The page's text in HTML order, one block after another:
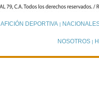
AFICIÓN DEPORTIVA|
NOSOTROS |